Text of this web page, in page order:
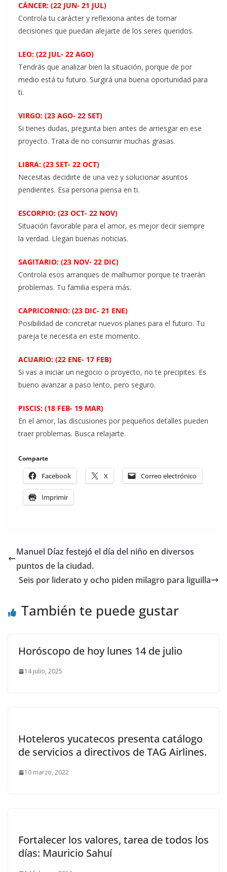
CÁNCER: (22 JUN- 21 JUL)
Controla tu carácter y reflexiona antes de tomar
decisiones que puedan alejarte de los seres queridos.
LEO: (22 JUL- 22 AGO)
Tendrás que analizar bien la situación, porque de por
medio está tu futuro. Surgirá una buena oportunidad para
ti.
VIRGO: (23 AGO- 22 SET)
Si tienes dudas, pregunta bien antes de arriesgar en ese
proyecto. Trata de no consumir muchas grasas.
LIBRA: (23 SET- 22 OCT)
Necesitas decidirte de una vez y solucionar asuntos
pendientes. Esa persona piensa en ti.
ESCORPIO: (23 OCT- 22 NOV)
Situación favorable para el amor, es mejor decir siempre
la verdad. Llegan buenas noticias.
SAGITARIO: (23 NOV- 22 DIC)
Controla esos arranques de malhumor porque te traerán
problemas. Tu familia espera más.
CAPRICORNIO: (23 DIC- 21 ENE)
Posibilidad de concretar nuevos planes para el futuro. Tu
pareja te necesita en este momento.
ACUARIO: (22 ENE- 17 FEB)
Si vas a iniciar un negocio o proyecto, no te precipites. Es
bueno avanzar a paso lento, pero seguro.
PISCIS: (18 FEB- 19 MAR)
En el amor, las discusiones por pequeños detalles pueden
traer problemas. Busca relajarte.
Comparte
Facebook X Correo electrónico
Imprimir
Manuel Díaz festejó el día del niño en diversos
puntos de la ciudad.
Seis por liderato y ocho piden milagro para liguilla
También te puede gustar
Horóscopo de hoy lunes 14 de julio
14 julio, 2025
Hoteleros yucatecos presenta catálogo
de servicios a directivos de TAG Airlines.
10 marzo, 2022
Fortalecer los valores, tarea de todos los
días: Mauricio Sahuí